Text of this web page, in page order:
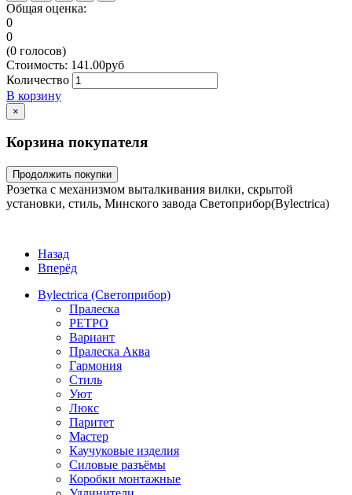
Общая оценка:
0
0
(0 голосов)
Стоимость: 141.00руб
Количество
В корзину
×
Корзина покупателя
Продолжить покупки
Розетка с механизмом выталкивания вилки, скрытой
установки, стиль, Минского завода Светоприбор(Bylectrica)
Назад
Вперёд
Bylectrica (Светоприбор)
Пралеска
РЕТРО
Вариант
Пралеска Аква
Гармония
Стиль
Уют
Люкс
Паритет
Мастер
Каучуковые изделия
Силовые разъёмы
Коробки монтажные